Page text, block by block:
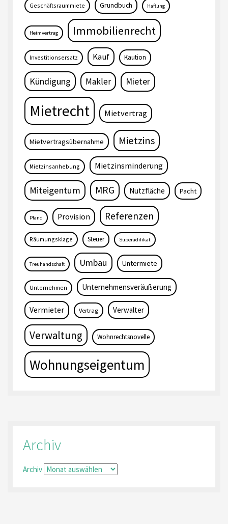
Geschäftsraummiete Grundbuch Haftung
Heimvertrag Immobilienrecht
Investitionsersatz Kauf Kaution
Kündigung Makler Mieter
Mietrecht Mietvertrag
Mietvertragsübernahme Mietzins
Mietzinsanhebung Mietzinsminderung
Miteigentum MRG Nutzfläche Pacht
Pfand Provision Referenzen
Räumungsklage Steuer Superädifikat
Treuhandschaft Umbau Untermiete
Unternehmen Unternehmensveräußerung
Vermieter Vertrag Verwalter
Verwaltung Wohnrechtsnovelle
Wohnungseigentum
Archiv
Archiv